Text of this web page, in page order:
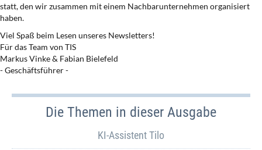
statt, den wir zusammen mit einem Nachbarunternehmen organisiert
haben.
Viel Spaß beim Lesen unseres Newsletters!
Für das Team von TIS
Markus Vinke & Fabian Bielefeld
- Geschäftsführer -
Die Themen in dieser Ausgabe
KI-Assistent Tilo